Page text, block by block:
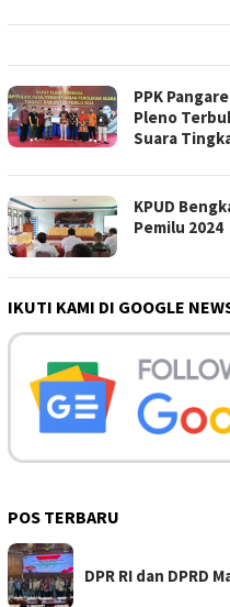
PPK
Pleno
Suara
KPUD
Pemilu 2024
IKUTI KAMI DI GOOGLE
POS TERBARU
DPR RI dan DPRD